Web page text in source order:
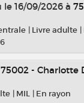
le 16/09/2026 à
| Livre adulte |
75002 - Charlotte
| MIL | En rayon